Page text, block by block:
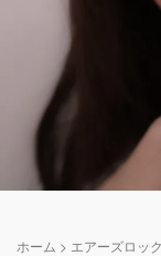
ホーム > エアーズロック